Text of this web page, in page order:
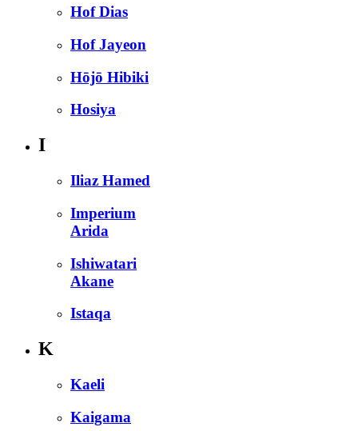
Hof Dias
Hof Jayeon
Hōjō Hibiki
Hosiya
I
Iliaz Hamed
Imperium
Arida
Ishiwatari
Akane
Istaqa
K
Kaeli
Kaigama